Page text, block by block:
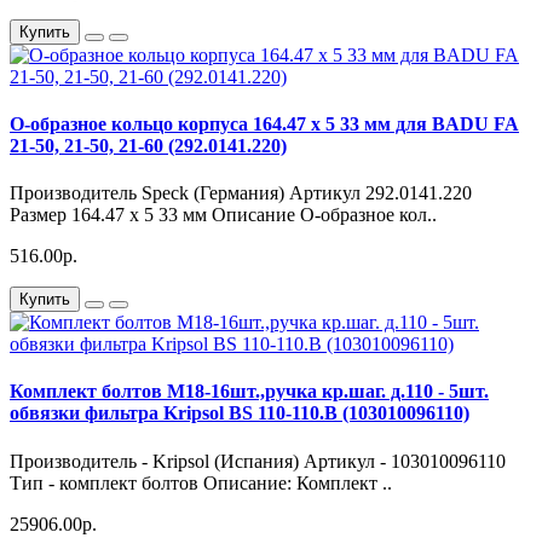
Купить
О-образное кольцо корпуса 164.47 x 5 33 мм для BADU FA
21-50, 21-50, 21-60 (292.0141.220)
Производитель Speck (Германия) Артикул 292.0141.220
Размер 164.47 x 5 33 мм Описание О-образное кол..
516.00р.
Купить
Комплект болтов М18-16шт.,ручка кр.шаг. д.110 - 5шт.
обвязки фильтра Kripsol BS 110-110.B (103010096110)
Производитель - Kripsol (Испания) Артикул - 103010096110
Тип - комплект болтов Описание: Комплект ..
25906.00р.